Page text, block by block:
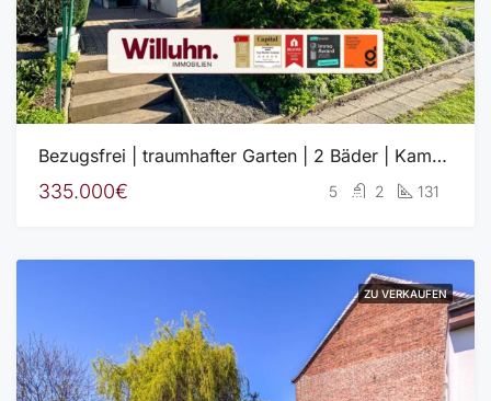
Bezugsfrei | traumhafter Garten | 2 Bäder | Kameraüberwachung | Brunnen | Garage und Stellplatz
335.000€ 5 2 131
ZU VERKAUFEN